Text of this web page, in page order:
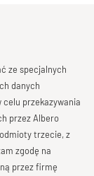
GOA
obniżona z 65
.
– 18 cm. Taki
8-
ze specjalnych
danych
przekazywania
przez Albero
trzecie, z
zgodę na
przez firmę